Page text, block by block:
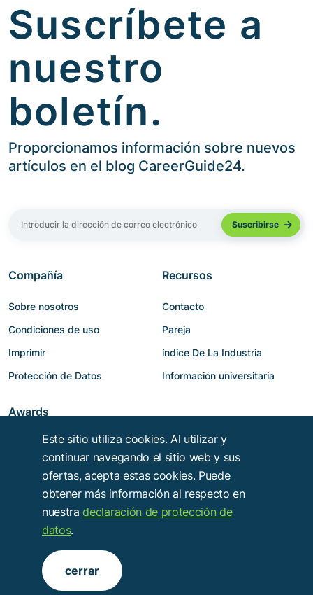
Suscríbete a
nuestro
boletín.
Proporcionamos información sobre nuevos
artículos en el blog CareerGuide24.
Compañía
Sobre nosotros
Condiciones de uso
Imprimir
Protección de Datos
Recursos
Contacto
Pareja
índice De La Industria
Información universitaria
Awards
Copyright © 2014 - 2026 Troy Verlags- und Werbungsgesellschaft mbH
Alle Rechte vorbehalten.
Este sitio utiliza cookies. Al utilizar y
continuar navegando el sitio web y sus
ofertas, acepta estas cookies. Puede
obtener más información al respecto en
nuestradeclaración de protección de
datos.
cerrar